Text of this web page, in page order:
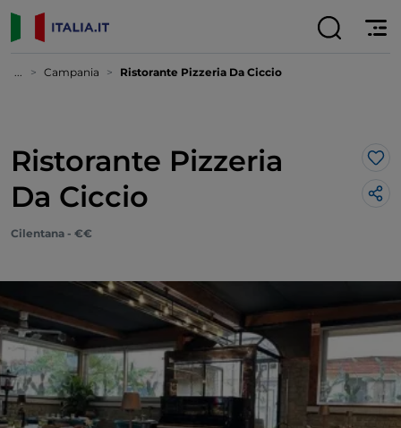
... Campania Ristorante Pizzeria Da Ciccio
Ristorante Pizzeria
Da Ciccio
Cilentana - €€